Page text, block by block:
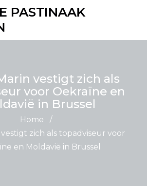
PASTINAAK
vestigt zich als
voor Oekraïne en
in Brussel
Home
/
zich als topadviseur voor
en Moldavië in Brussel